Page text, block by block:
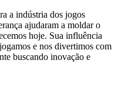
a indústria dos jogos
ajudaram a moldar o
hoje. Sua influência
e nos divertimos com
buscando inovação e